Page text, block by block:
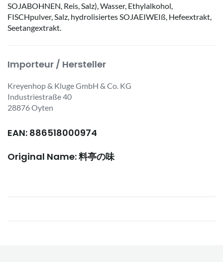
SOJABOHNEN, Reis, Salz), Wasser, Ethylalkohol,
FISCHpulver, Salz, hydrolisiertes SOJAEIWEIß, Hefeextrakt,
Seetangextrakt.
Importeur / Hersteller
Kreyenhop & Kluge GmbH & Co. KG
Industriestraße 40
28876 Oyten
EAN: 886518000974
Original Name: 料亭の味